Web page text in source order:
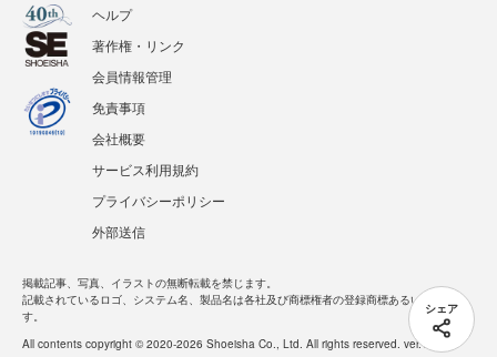
シェア
ヘルプ
著作権・リンク
会員情報管理
免責事項
会社概要
サービス利用規約
プライバシーポリシー
外部送信
掲載記事、写真、イラストの無断転載を禁じます。
記載されているロゴ、システム名、製品名は各社及び商標権者の登録商標あるいは商標で
す。
All contents copyright © 2020-2026 Shoeisha Co., Ltd. All rights reserved. ver.1.5